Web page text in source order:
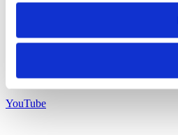
YouTube